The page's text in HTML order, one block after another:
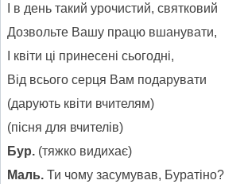
І в день такий урочистий, святковий
Дозвольте Вашу працю вшанувати,
І квіти ці принесені сьогодні,
Від всього серця Вам подарувати
(дарують квіти вчителям)
(пісня для вчителів)
Бур. (тяжко видихає)
Маль. Ти чому засумував, Буратіно?